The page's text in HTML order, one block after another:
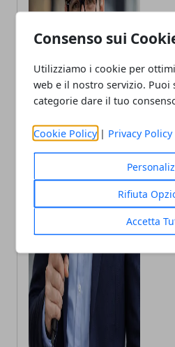
Consenso sui
Utilizziamo i cookie per
web e il nostro servizio. Puoi
categorie dare il tuo
Cookie Policy | Privacy Policy
Rifiuta
Accetta
Andrea
Autore
tech